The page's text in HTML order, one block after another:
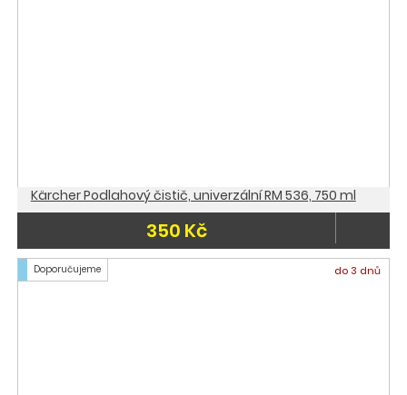
Kärcher Podlahový čistič, univerzální RM 536, 750 ml
350 Kč
Doporučujeme do 3 dnů